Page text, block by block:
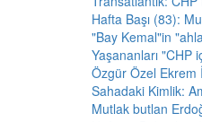
Hafta Başı (83):
"Bay Kemal"in
Yaşananları "CHP
Özgür Özel
Sahadaki Kimlik:
Mutlak butlan